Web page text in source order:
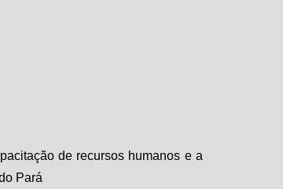
de recursos humanos e a
Pará